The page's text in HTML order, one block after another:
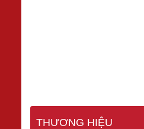
THƯƠNG HIỆU